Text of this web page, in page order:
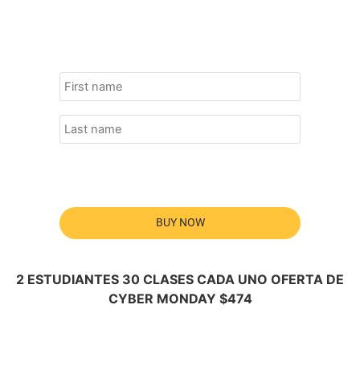
BUY NOW
2 ESTUDIANTES 30 CLASES CADA UNO OFERTA DE
CYBER MONDAY $474